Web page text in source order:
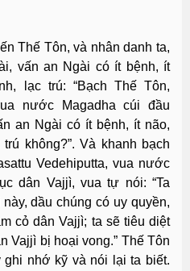
Thế Tôn, và nhân danh ta,
vấn an Ngài có ít bệnh, ít
lạc trú: “Bạch Thế Tôn,
nước Magadha cúi đầu
an Ngài có ít bệnh, ít não,
không?”. Và khanh bạch
Vedehiputta, vua nước
dân Vajjì, vua tự nói: “Ta
dầu chúng có uy quyền,
cỏ dân Vajjì; ta sẽ tiêu diệt
Vajjì bị hoại vong.” Thế Tôn
nhớ kỹ và nói lại ta biết.